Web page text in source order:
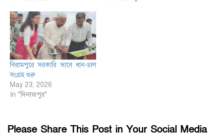
বিরামপুরে সরকারি ভাবে ধান-চাল
সংগ্রহ শুরু
May 23, 2026
In "দিনাজপুর"
Please Share This Post in Your Social Media